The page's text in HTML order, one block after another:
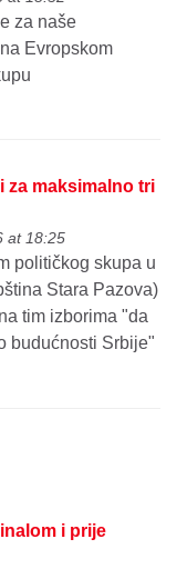
za naše
Evropskom
za maksimalno tri
at 18:25
političkog skupa u
Stara Pazova)
tim izborima "da
budućnosti Srbije"
i prije